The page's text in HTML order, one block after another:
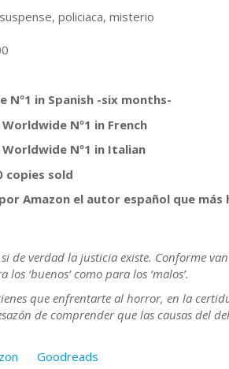
policiaca, misterio
Nº1 in Spanish -six months-
Nº1 in French
Nº1 in Italian
copies sold
Amazon el autor español que
de verdad la justicia existe. Conforme
‘buenos’ como para los ‘malos’.
que enfrentarte al horror, en la
de comprender que las causas del
Goodreads